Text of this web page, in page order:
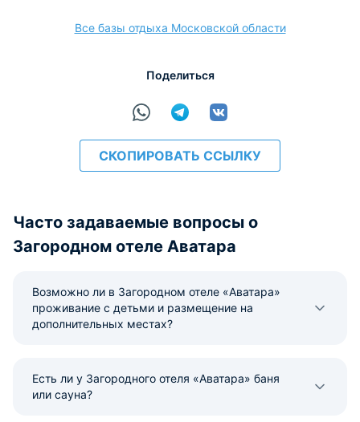
расчёт
Все базы отдыха Московской области
Поделиться
СКОПИРОВАТЬ ССЫЛКУ
Часто задаваемые вопросы о
Загородном отеле Аватара
Возможно ли в Загородном отеле «Аватара»
проживание с детьми и размещение на
дополнительных местах?
Есть ли у Загородного отеля «Аватара» баня
или сауна?